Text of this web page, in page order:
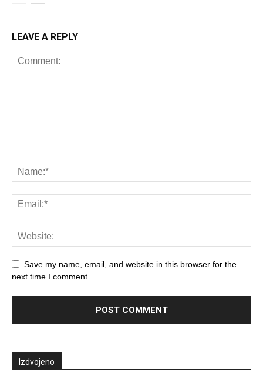
LEAVE A REPLY
Save my name, email, and website in this browser for the
next time I comment.
Izdvojeno